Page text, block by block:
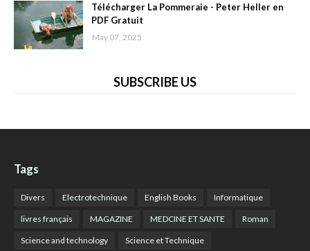
Télécharger La Pommeraie - Peter Heller en
PDF Gratuit
May 07, 2025
SUBSCRIBE US
Tags
Divers Electrotechnique English Books Informatique
livres français MAGAZINE MEDCINE ET SANTE Roman
Science and technology Science et Technique